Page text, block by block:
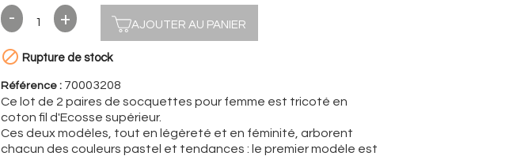
AJOUTER AU PANIER
 Rupture de stock
Référence : 70003208
Ce lot de 2 paires de socquettes pour femme est tricoté en
coton fil d'Ecosse supérieur.
Ces deux modèles, tout en légèreté et en féminité, arborent
chacun des couleurs pastel et tendances : le premier modèle est